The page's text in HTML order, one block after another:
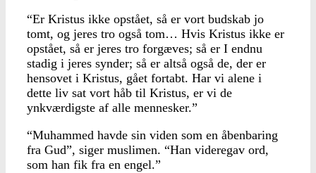
“Er Kristus ikke opstået, så er vort budskab jo
tomt, og jeres tro også tom… Hvis Kristus ikke er
opstået, så er jeres tro forgæves; så er I endnu
stadig i jeres synder; så er altså også de, der er
hensovet i Kristus, gået fortabt. Har vi alene i
dette liv sat vort håb til Kristus, er vi de
ynkværdigste af alle mennesker.”
“Muhammed havde sin viden som en åbenbaring
fra Gud”, siger muslimen. “Han videregav ord,
som han fik fra en engel.”